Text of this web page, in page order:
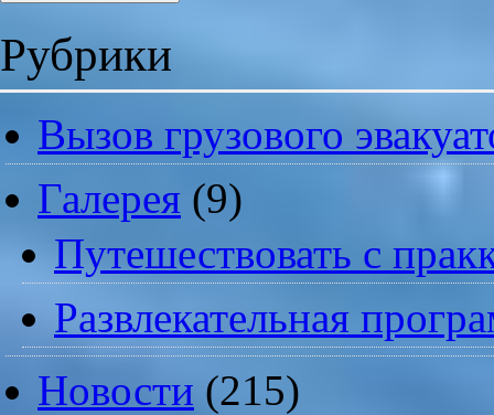
Рубрики
Вызов грузового
Галерея (9)
Путешествовать с
Развлекательная
Новости (215)